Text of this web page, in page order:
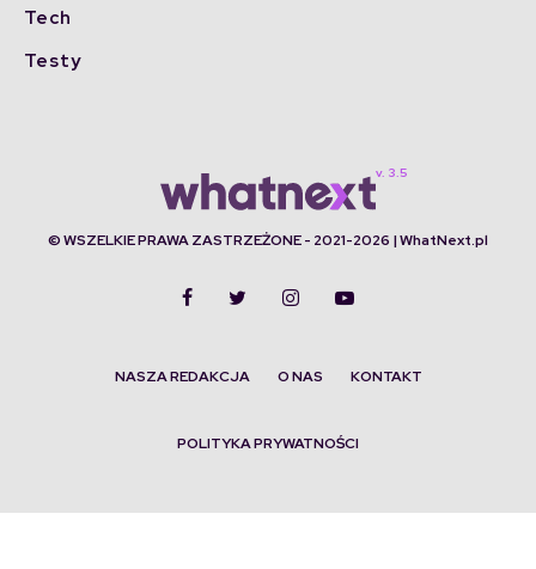
Tech
Testy
© WSZELKIE PRAWA ZASTRZEŻONE - 2021-2026 | WhatNext.pl
NASZA REDAKCJA O NAS KONTAKT
POLITYKA PRYWATNOŚCI